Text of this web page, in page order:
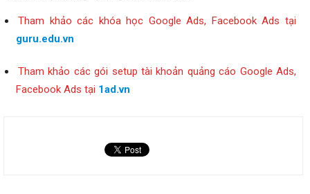
Tham khảo các khóa học Google Ads, Facebook Ads tại
guru.edu.vn
Tham khảo các gói setup tài khoản quảng cáo Google Ads,
Facebook Ads tại 1ad.vn